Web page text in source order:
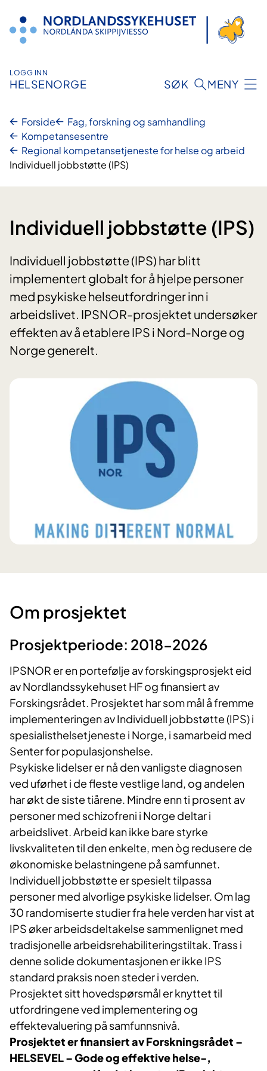
innhold
LOGG INN
HELSENORGE SØK MENY
Forside
Fag, forskning og samhandling
Kompetansesentre
Regional kompetansetjeneste for helse og arbeid
Individuell jobbstøtte (IPS)
Individuell jobbstøtte (IPS)
Individuell jobbstøtte (IPS) har blitt
implementert globalt for å hjelpe personer
med psykiske helseutfordringer inn i
arbeidslivet. IPSNOR-prosjektet undersøker
effekten av å etablere IPS i Nord-Norge og
Norge generelt.
Om prosjektet
Prosjektperiode: 2018-2026
IPSNOR er en portefølje av forskingsprosjekt eid
av Nordlandssykehuset HF og finansiert av
Forskingsrådet. Prosjektet har som mål å fremme
implementeringen av Individuell jobbstøtte (IPS) i
spesialisthelsetjeneste i Norge, i samarbeid med
Senter for populasjonshelse.
Psykiske lidelser er nå den vanligste diagnosen
ved uførhet i de fleste vestlige land, og andelen
har økt de siste tiårene. Mindre enn ti prosent av
personer med schizofreni i Norge deltar i
arbeidslivet. Arbeid kan ikke bare styrke
livskvaliteten til den enkelte, men òg redusere de
økonomiske belastningene på samfunnet.
Individuell jobbstøtte er spesielt tilpassa
personer med alvorlige psykiske lidelser. Om lag
30 randomiserte studier fra hele verden har vist at
IPS øker arbeidsdeltakelse sammenlignet med
tradisjonelle arbeidsrehabiliteringstiltak. Trass i
denne solide dokumentasjonen er ikke IPS
standard praksis noen steder i verden.
Prosjektet sitt hovedspørsmål er knyttet til
utfordringene ved implementering og
effektevaluering på samfunnsnivå.
Prosjektet er finansiert av Forskningsrådet –
HELSEVEL – Gode og effektive helse-,